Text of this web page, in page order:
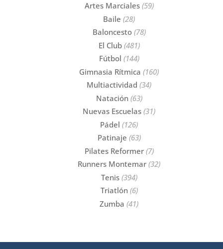
Artes Marciales(59)
Baile (28)
Baloncesto(78)
El Club(481)
Fútbol (144)
Gimnasia Rítmica (160)
Multiactividad (34)
Natación(63)
Nuevas Escuelas (31)
Pádel (126)
Patinaje (63)
Pilates Reformer(7)
Runners Montemar (32)
Tenis(394)
Triatlón(6)
Zumba (41)